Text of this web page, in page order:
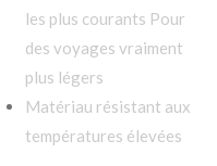
les plus courants Pour
des voyages vraiment
plus légers
Matériau résistant aux
températures élevées